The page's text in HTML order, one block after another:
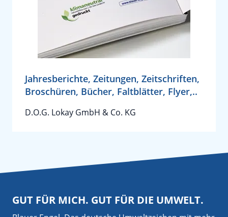
Jahresberichte, Zeitungen, Zeitschriften,
Broschüren, Bücher, Faltblätter, Flyer,..
D.O.G. Lokay GmbH & Co. KG
GUT FÜR MICH. GUT FÜR DIE UMWELT.